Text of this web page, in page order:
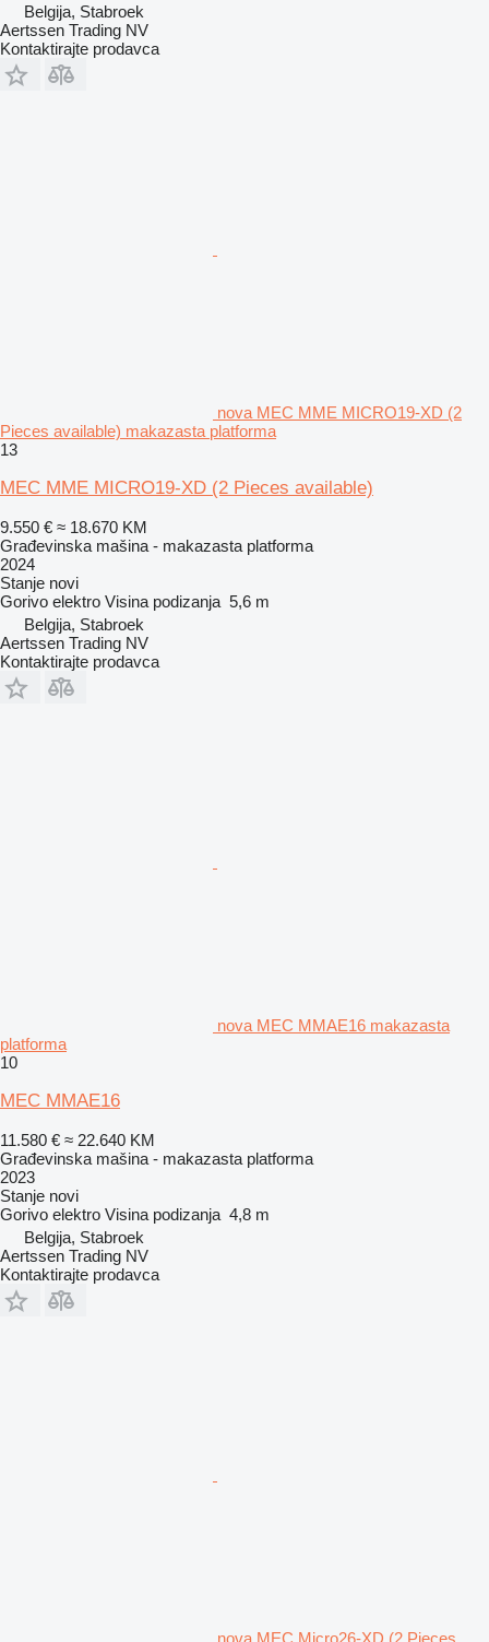
Belgija, Stabroek
Aertssen Trading NV
Kontaktirajte prodavca
nova MEC MME MICRO19-XD (2
Pieces available) makazasta platforma
13
MEC MME MICRO19-XD (2 Pieces available)
9.550 € ≈ 18.670 KM
Građevinska mašina - makazasta platforma
2024
Stanje novi
Gorivo elektro Visina podizanja 5,6 m
Belgija, Stabroek
Aertssen Trading NV
Kontaktirajte prodavca
nova MEC MMAE16 makazasta
platforma
10
MEC MMAE16
11.580 € ≈ 22.640 KM
Građevinska mašina - makazasta platforma
2023
Stanje novi
Gorivo elektro Visina podizanja 4,8 m
Belgija, Stabroek
Aertssen Trading NV
Kontaktirajte prodavca
nova MEC Micro26-XD (2 Pieces